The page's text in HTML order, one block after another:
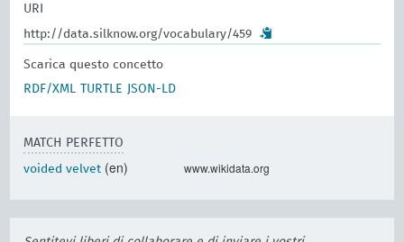
URI
http://data.silknow.org/vocabulary/459
Scarica questo concetto
RDF/XML
TURTLE JSON-LD
MATCH PERFETTO
voided velvet (en) www.wikidata.org